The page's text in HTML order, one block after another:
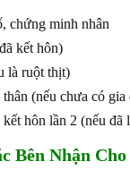
chứng minh nhân
kết hôn)
là ruột thịt)
(nếu chưa có gia
hôn lần 2 (nếu đã
Bên Nhận